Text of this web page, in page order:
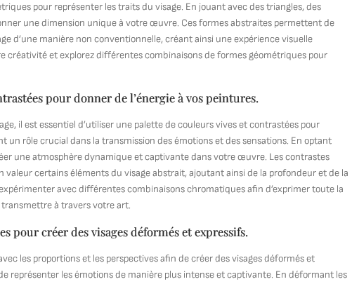
pour représenter les traits du visage. En jouant avec des triangles, des
une dimension unique à votre œuvre. Ces formes abstraites permettent de
d’une manière non conventionnelle, créant ainsi une expérience visuelle
créativité et explorez différentes combinaisons de formes géométriques pour
pour donner de l’énergie à vos peintures.
il est essentiel d’utiliser une palette de couleurs vives et contrastées pour
un rôle crucial dans la transmission des émotions et des sensations. En optant
une atmosphère dynamique et captivante dans votre œuvre. Les contrastes
certains éléments du visage abstrait, ajoutant ainsi de la profondeur et de la
avec différentes combinaisons chromatiques afin d’exprimer toute la
à travers votre art.
pour créer des visages déformés et expressifs.
les proportions et les perspectives afin de créer des visages déformés et
représenter les émotions de manière plus intense et captivante. En déformant les